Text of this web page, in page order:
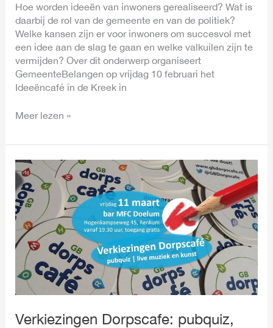
Hoe worden ideeën van inwoners gerealiseerd? Wat is
daarbij de rol van de gemeente en van de politiek?
Welke kansen zijn er voor inwoners om succesvol met
een idee aan de slag te gaan en welke valkuilen zijn te
vermijden? Over dit onderwerp organiseert
GemeenteBelangen op vrijdag 10 februari het
Ideeëncafé in de Kreek in
Meer lezen »
Verkiezingen Dorpscafe: pubquiz,
Verkiezingen
Dorpscafe:
pubquiz,
live
muziek
en
kunst